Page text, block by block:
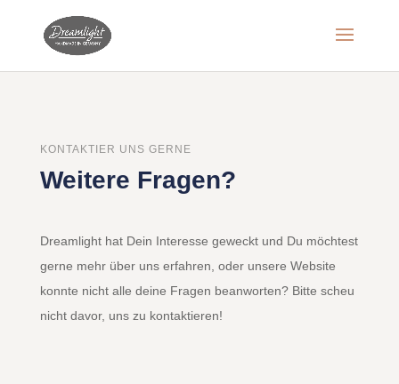
KONTAKTIER UNS GERNE
Weitere Fragen?
Dreamlight hat Dein Interesse geweckt und Du möchtest
gerne mehr über uns erfahren, oder unsere Website
konnte nicht alle deine Fragen beanworten? Bitte scheu
nicht davor, uns zu kontaktieren!